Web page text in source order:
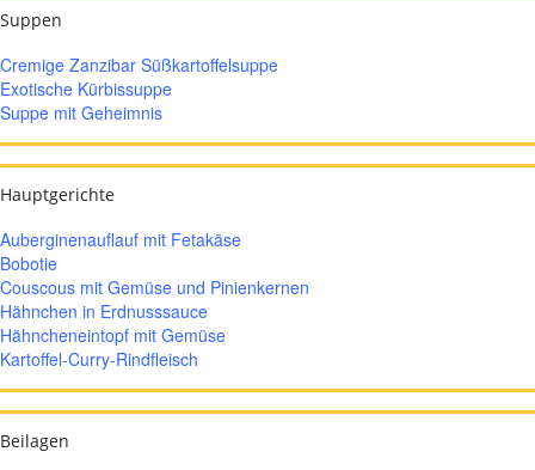
Suppen
Cremige Zanzibar Süßkartoffelsuppe
Exotische Kürbissuppe
Suppe mit Geheimnis
Hauptgerichte
Auberginenauflauf mit Fetakäse
Bobotie
Couscous mit Gemüse und Pinienkernen
Hähnchen in Erdnusssauce
Hähncheneintopf mit Gemüse
Kartoffel-Curry-Rindfleisch
Beilagen